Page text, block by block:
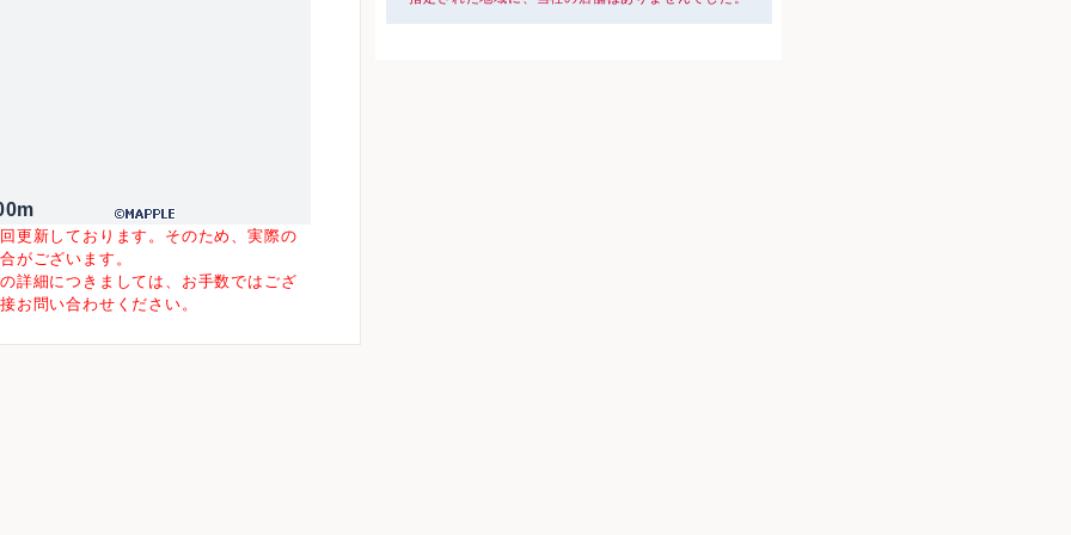
更新しております。そのため、実際の
がございます。
詳細につきましては、お手数ではござ
お問い合わせください。